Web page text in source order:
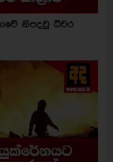
නිපදවූ ධීවර